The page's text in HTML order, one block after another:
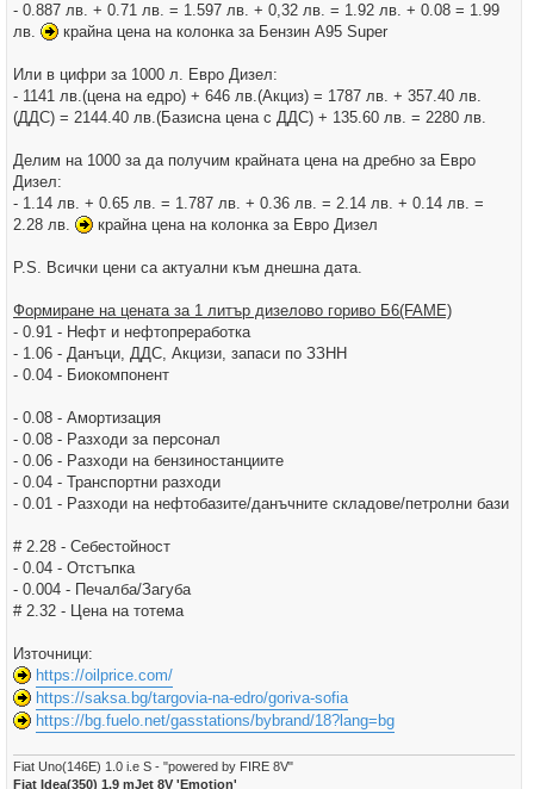
- 0.887 лв. + 0.71 лв. = 1.597 лв. + 0,32 лв. = 1.92 лв. + 0.08 = 1.99
лв.
крайна цена на колонка за Бензин А95 Super
Или в цифри за 1000 л. Евро Дизел:
- 1141 лв.(цена на едро) + 646 лв.(Акциз) = 1787 лв. + 357.40 лв.
(ДДС) = 2144.40 лв.(Базисна цена с ДДС) + 135.60 лв. = 2280 лв.
Делим на 1000 за да получим крайната цена на дребно за Евро
Дизел:
- 1.14 лв. + 0.65 лв. = 1.787 лв. + 0.36 лв. = 2.14 лв. + 0.14 лв. =
2.28 лв.
крайна цена на колонка за Евро Дизел
P.S. Всички цени са актуални към днешна дата.
Формиране на цената за 1 литър дизелово гориво Б6(FAME)
- 0.91 - Нефт и нефтопреработка
- 1.06 - Данъци, ДДС, Акцизи, запаси по ЗЗНН
- 0.04 - Биокомпонент
- 0.08 - Амортизация
- 0.08 - Разходи за персонал
- 0.06 - Разходи на бензиностанциите
- 0.04 - Транспортни разходи
- 0.01 - Разходи на нефтобазите/данъчните складове/петролни бази
# 2.28 - Себестойност
- 0.04 - Отстъпка
- 0.004 - Печалба/Загуба
# 2.32 - Цена на тотема
Източници:
https://oilprice.com/
https://saksa.bg/targovia-na-edro/goriva-sofia
https://bg.fuelo.net/gasstations/bybrand/18?lang=bg
Fiat Uno(146E) 1.0 i.e S - "powered by FIRE 8V"
Fiat Idea(350) 1.9 mJet 8V 'Emotion'